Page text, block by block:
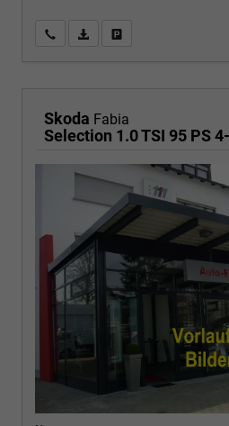
Wir rufen Sie anPDF-Fahrzeugexposé drucken
Skoda Fabia